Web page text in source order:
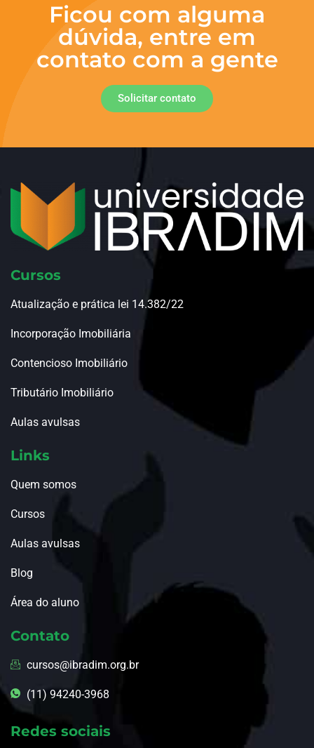
Ficou com alguma
dúvida, entre em
contato com a gente
Solicitar contato
Cursos
Atualização e prática lei 14.382/22
Incorporação Imobiliária
Contencioso Imobiliário
Tributário Imobiliário
Aulas avulsas
Links
Quem somos
Cursos
Aulas avulsas
Blog
Área do aluno
Contato
cursos@ibradim.org.br
(11) 94240-3968
Redes sociais